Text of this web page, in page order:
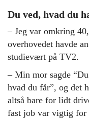
Du ved, hvad du
– Jeg var omkring
overhovedet havde
studievært på TV2.
– Min mor sagde
hvad du får”, og det
altså bare for lidt
fast job var vigtig for